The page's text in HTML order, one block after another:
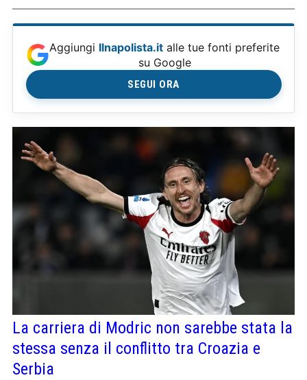
Aggiungi Ilnapolista.it alle tue fonti preferite
su Google
SEGUI ORA
La carriera di Modric non sarebbe stata la
stessa senza il conflitto tra Croazia e
Serbia